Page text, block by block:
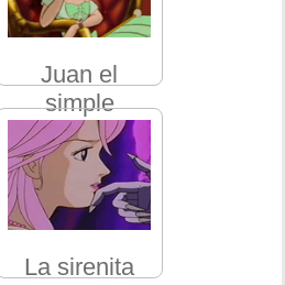
Juan el
simple
La sirenita